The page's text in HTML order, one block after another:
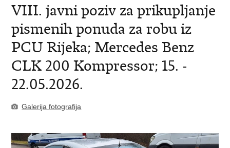
VIII. javni poziv za prikupljanje
pismenih ponuda za robu iz
PCU Rijeka; Mercedes Benz
CLK 200 Kompressor; 15. -
22.05.2026.
Galerija fotografija